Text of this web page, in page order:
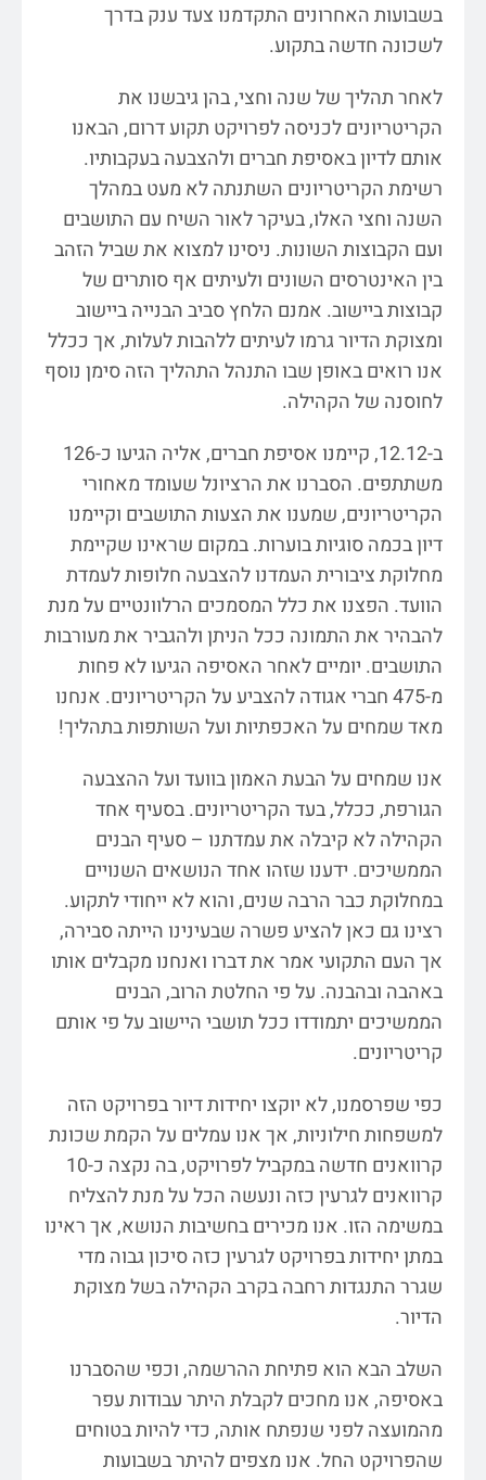
בשבועות האחרונים התקדמנו צעד ענק בדרך
לשכונה חדשה בתקוע.
לאחר תהליך של שנה וחצי, בהן גיבשנו את
הקריטריונים לכניסה לפרויקט תקוע דרום, הבאנו
אותם לדיון באסיפת חברים ולהצבעה בעקבותיו.
רשימת הקריטריונים השתנתה לא מעט במהלך
השנה וחצי האלו, בעיקר לאור השיח עם התושבים
ועם הקבוצות השונות. ניסינו למצוא את שביל הזהב
בין האינטרסים השונים ולעיתים אף סותרים של
קבוצות ביישוב. אמנם הלחץ סביב הבנייה ביישוב
ומצוקת הדיור גרמו לעיתים ללהבות לעלות, אך ככלל
אנו רואים באופן שבו התנהל התהליך הזה סימן נוסף
לחוסנה של הקהילה.
ב-12.12, קיימנו אסיפת חברים, אליה הגיעו כ-126
משתתפים. הסברנו את הרציונל שעומד מאחורי
הקריטריונים, שמענו את הצעות התושבים וקיימנו
דיון בכמה סוגיות בוערות. במקום שראינו שקיימת
מחלוקת ציבורית העמדנו להצבעה חלופות לעמדת
הוועד. הפצנו את כלל המסמכים הרלוונטיים על מנת
להבהיר את התמונה ככל הניתן ולהגביר את מעורבות
התושבים. יומיים לאחר האסיפה הגיעו לא פחות
מ-475 חברי אגודה להצביע על הקריטריונים. אנחנו
מאד שמחים על האכפתיות ועל השותפות בתהליך!
אנו שמחים על הבעת האמון בוועד ועל ההצבעה
הגורפת, ככלל, בעד הקריטריונים. בסעיף אחד
הקהילה לא קיבלה את עמדתנו – סעיף הבנים
הממשיכים. ידענו שזהו אחד הנושאים השנויים
במחלוקת כבר הרבה שנים, והוא לא ייחודי לתקוע.
רצינו גם כאן להציע פשרה שבעינינו הייתה סבירה,
אך העם התקועי אמר את דברו ואנחנו מקבלים אותו
באהבה ובהבנה. על פי החלטת הרוב, הבנים
הממשיכים יתמודדו ככל תושבי היישוב על פי אותם
קריטריונים.
כפי שפרסמנו, לא יוקצו יחידות דיור בפרויקט הזה
למשפחות חילוניות, אך אנו עמלים על הקמת שכונת
קרוואנים חדשה במקביל לפרויקט, בה נקצה כ-10
קרוואנים לגרעין כזה ונעשה הכל על מנת להצליח
במשימה הזו. אנו מכירים בחשיבות הנושא, אך ראינו
במתן יחידות בפרויקט לגרעין כזה סיכון גבוה מדי
שגרר התנגדות רחבה בקרב הקהילה בשל מצוקת
הדיור.
השלב הבא הוא פתיחת ההרשמה, וכפי שהסברנו
באסיפה, אנו מחכים לקבלת היתר עבודות עפר
מהמועצה לפני שנפתח אותה, כדי להיות בטוחים
שהפרויקט החל. אנו מצפים להיתר בשבועות